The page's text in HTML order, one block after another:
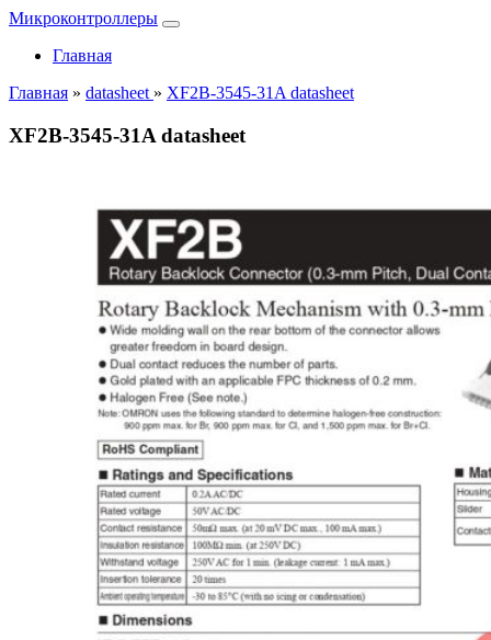
Микроконтроллеры
Главная
Главная » datasheet » XF2B-3545-31A datasheet
XF2B-3545-31A datasheet